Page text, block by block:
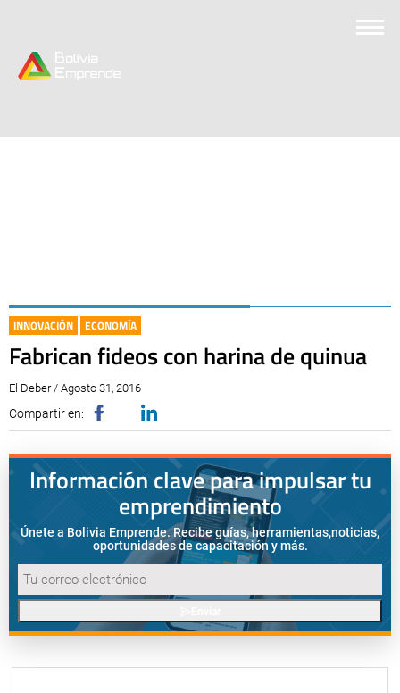
INNOVACIÓN ECONOMÍA
Fabrican fideos con harina de quinua
El Deber / Agosto 31, 2016
Compartir en:
Información clave para impulsar tu
emprendimiento
Únete a Bolivia Emprende. Recibe guías, herramientas,noticias,
oportunidades de capacitación y más.